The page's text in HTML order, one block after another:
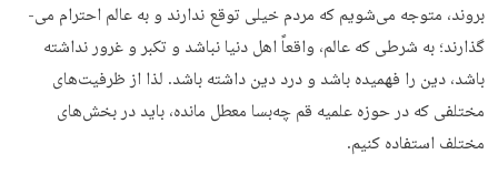
بروند، متوجه می‌­شویم که مردم خیلی توقع ندارند و به عالم احترام می‌­
گذارند؛ به شرطی که عالم، واقعاً اهل دنیا نباشد و تکبر و غرور نداشته
باشد، دین را فهمیده باشد و درد دین داشته باشد. لذا از ظرفیت­‌های
مختلفی که در حوزه علمیه قم چه‌بسا معطل مانده، باید در بخش‌­های
مختلف استفاده کنیم.